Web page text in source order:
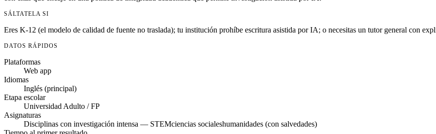
SÁLTATELA SI
Eres K-12 (el modelo de calidad de fuente no traslada); tu institución prohíbe escritura asistida por IA; o necesitas un tutor general con
DATOS RÁPIDOS
Plataformas
Web app
Idiomas
Inglés (principal)
Etapa escolar
Universidad Adulto / FP
Asignaturas
Disciplinas con investigación intensa — STEMciencias socialeshumanidades (con salvedades)